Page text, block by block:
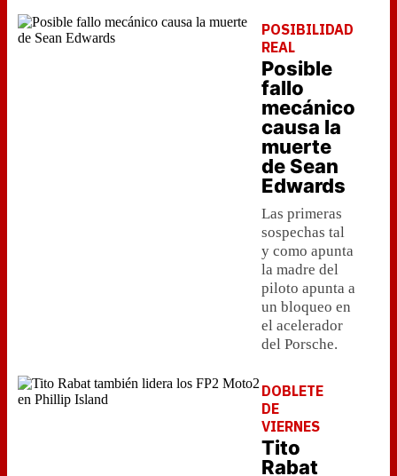
POSIBILIDAD
REAL
Posible
fallo
mecánico
causa la
muerte
de Sean
Edwards
Las primeras
sospechas tal
y como apunta
la madre del
piloto apunta a
un bloqueo en
el acelerador
del Porsche.
DOBLETE
DE
VIERNES
Tito
Rabat